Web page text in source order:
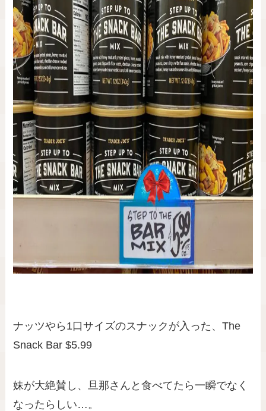
ナッツやら1口サイズのスナックが入った、The
Snack Bar $5.99
妹が大絶賛し、旦那さんと食べてたら一瞬でなく
なったらしい…。